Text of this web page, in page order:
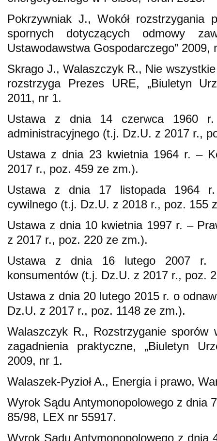
Pokrzywniak J., Wokół rozstrzygania
spornych dotyczących odmowy
Ustawodawstwa Gospodarczego” 2009,
Skrago J., Walaszczyk R., Nie
rozstrzyga Prezes URE, „Biuletyn
2011, nr 1.
Ustawa z dnia 14 czerwca 1960 r.
administracyjnego (t.j. Dz.U. z 2017 r.,
Ustawa z dnia 23 kwietnia 1964 r. –
2017 r., poz. 459 ze zm.).
Ustawa z dnia 17 listopada 1964
cywilnego (t.j. Dz.U. z 2018 r., poz. 155
Ustawa z dnia 10 kwietnia 1997 r. –
z 2017 r., poz. 220 ze zm.).
Ustawa z dnia 16 lutego 2007 r.
konsumentów (t.j. Dz.U. z 2017 r., poz.
Ustawa z dnia 20 lutego 2015 r. o
Dz.U. z 2017 r., poz. 1148 ze zm.).
Walaszczyk R., Rozstrzyganie sporów
zagadnienia praktyczne, „Biuletyn
2009, nr 1.
Walaszek-Pyzioł A., Energia i prawo,
Wyrok Sądu Antymonopolowego z dnia
85/98, LEX nr 55917.
Wyrok Sądu Antymonopolowego z dnia